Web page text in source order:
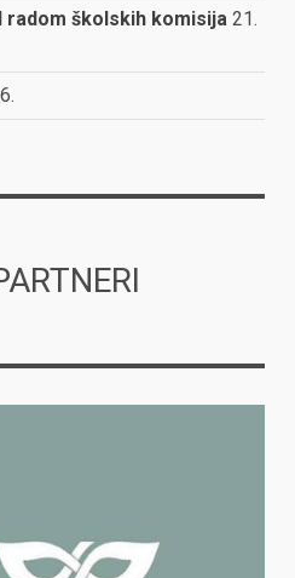
radom školskih komisija 21.